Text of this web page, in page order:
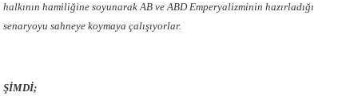
halkının hamiliğine soyunarak AB ve ABD Emperyalizminin hazırladığı
senaryoyu sahneye koymaya çalışıyorlar.
ŞİMDİ;